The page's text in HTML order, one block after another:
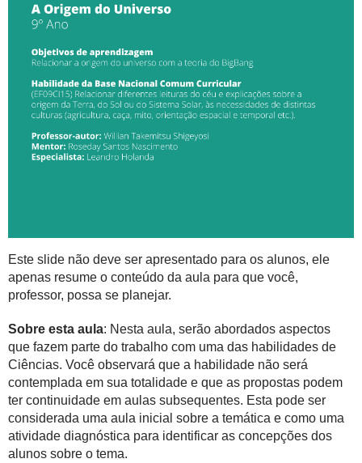
Este slide não deve ser apresentado para os alunos, ele
apenas resume o conteúdo da aula para que você,
professor, possa se planejar.
Sobre esta aula: Nesta aula, serão abordados aspectos
que fazem parte do trabalho com uma das habilidades de
Ciências. Você observará que a habilidade não será
contemplada em sua totalidade e que as propostas podem
ter continuidade em aulas subsequentes. Esta pode ser
considerada uma aula inicial sobre a temática e como uma
atividade diagnóstica para identificar as concepções dos
alunos sobre o tema.